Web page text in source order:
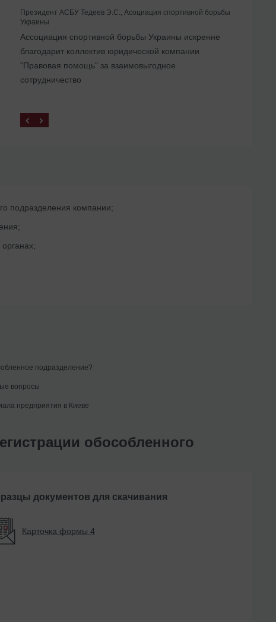
Президент АСБУ Тедеев Э.С., Асоциация спортивной борьбы
Украины
Ассоциация спортивной борьбы Украины искренне
благодарит коллектив юридической компании
"Правовая помощь" за взаимовыгодное
сотрудничество
Помогли с ликвидацией иностранного
представительства в Украине
подразделения компании;
подразделение?
вопросы
предприятия в Киеве
обособленного
документов для скачивания
Карточка формы 4